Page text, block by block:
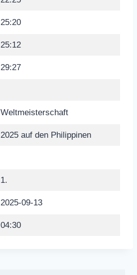
25:20
25:12
29:27
Weltmeisterschaft
2025 auf den Philippinen
1.
2025-09-13
04:30